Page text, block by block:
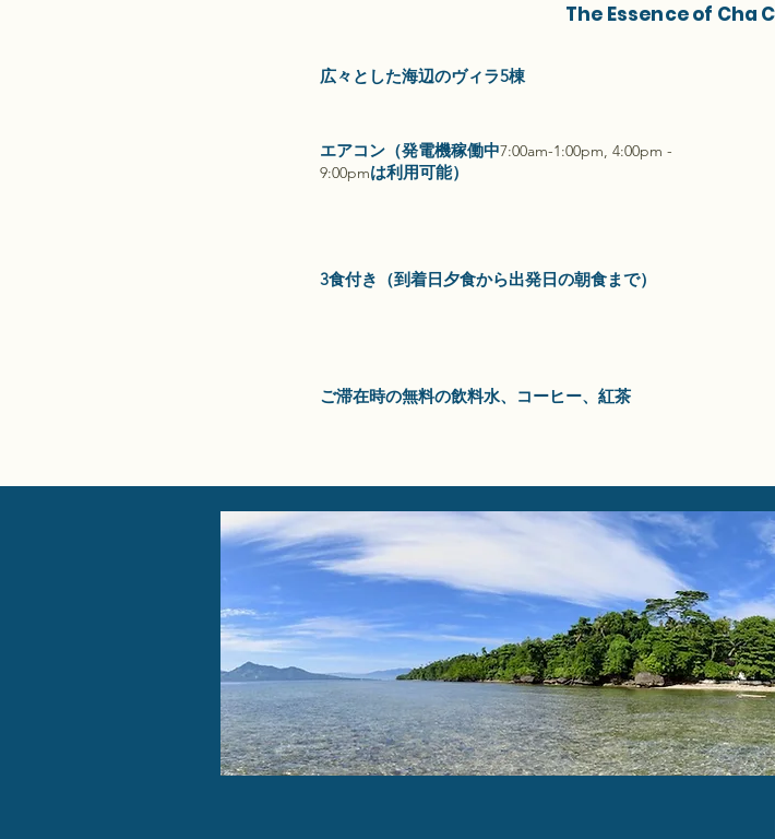
The Essence of Cha
広々とした海辺のヴィラ5棟
エアコン（発電機稼働中7:00am-1:00pm, 4:00pm -
9:00pmは利用可能）
3食付き（到着日夕食から出発日の朝食まで）
ご滞在時の無料の飲料水、コーヒー、紅茶